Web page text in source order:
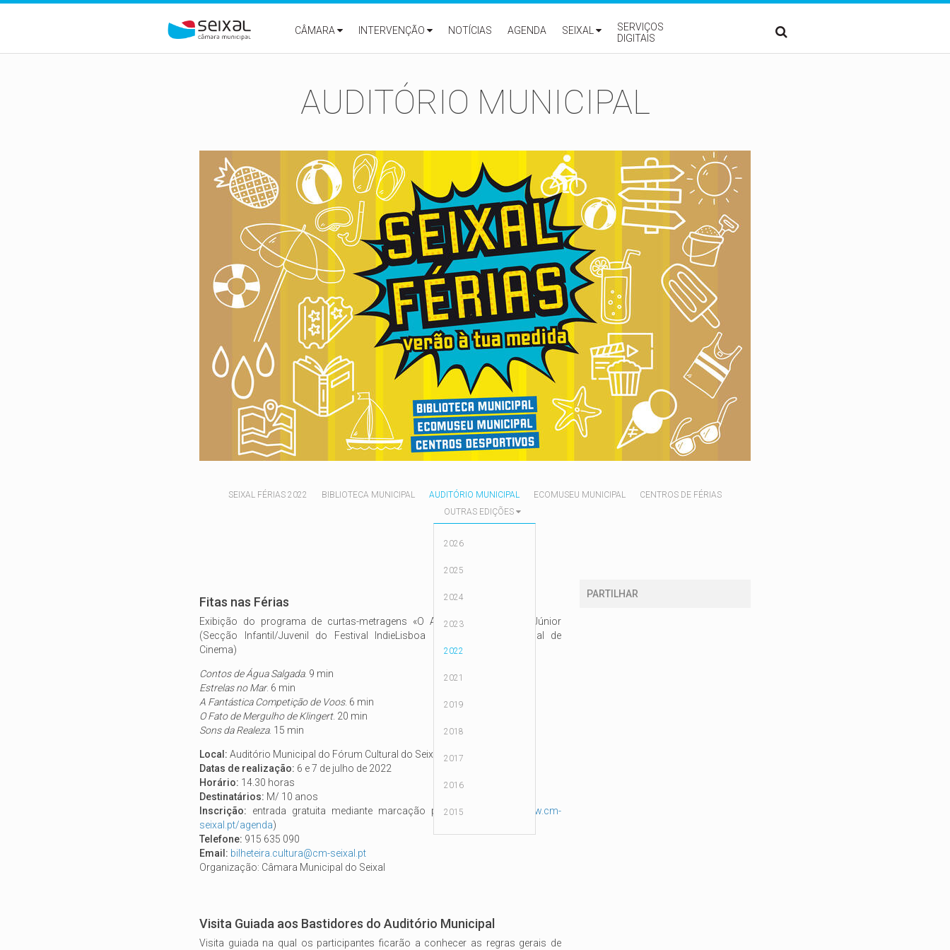
CÂMARA
INTERVENÇÃO NOTÍCIAS AGENDA SEIXAL
SERVIÇOS
DIGITAIS
AUDITÓRIO MUNICIPAL
SEIXAL FÉRIAS 2022 BIBLIOTECA MUNICIPAL AUDITÓRIO MUNICIPAL ECOMUSEU MUNICIPAL
CENTROS DE FÉRIAS
OUTRAS EDIÇÕES
2026
2025
2024
2023
2022
2021
2019
2018
2017
2016
2015
Fitas nas Férias
Exibição do programa de curtas-metragens «O Ar e o Mar» do IndieJúnior
(Secção Infantil/Juvenil do Festival IndieLisboa – Festival Internacional de
Cinema)
Contos de Água Salgada. 9 min
Estrelas no Mar. 6 min
A Fantástica Competição de Voos. 6 min
O Fato de Mergulho de Klingert. 20 min
Sons da Realeza. 15 min
Local: Auditório Municipal do Fórum Cultural do Seixal
Datas de realização: 6 e 7 de julho de 2022
Horário: 14.30 horas
Destinatários: M/ 10 anos
Inscrição: entrada gratuita mediante marcação prévia (em
https://www.cm-
seixal.pt/agenda)
Telefone: 915 635 090
Email: bilheteira.cultura@cm-seixal.pt
Organização: Câmara Municipal do Seixal
Visita Guiada aos Bastidores do Auditório Municipal
Visita guiada na qual os participantes ficarão a conhecer as regras gerais de
PARTILHAR